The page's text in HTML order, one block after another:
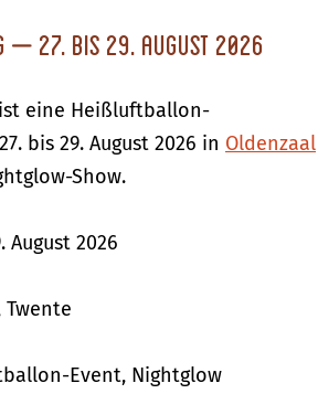
– 27. bis 29. August 2026
eine Heißluftballon-
bis 29. August 2026 in Oldenzaal
Show.
August 2026
Twente
Event, Nightglow